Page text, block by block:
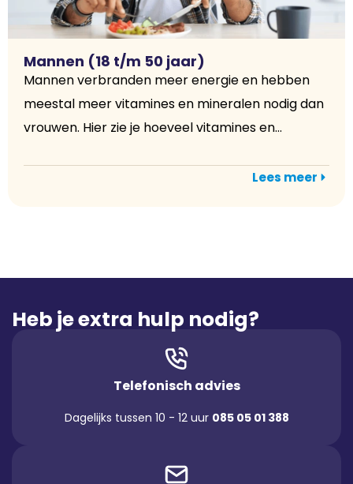
Mannen (18 t/m 50 jaar)
Mannen verbranden meer energie en hebben
meestal meer vitamines en mineralen nodig dan
vrouwen. Hier zie je hoeveel vitamines en...
Lees meer
Heb je extra hulp nodig?
Telefonisch advies
Dagelijks tussen 10 - 12 uur 085 05 01 388